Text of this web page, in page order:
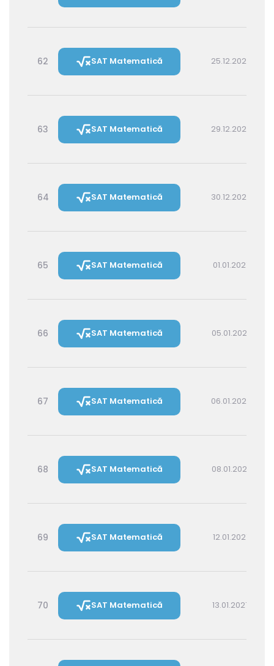
62 SAT Matematică 25.12.2026 16:00
63 SAT Matematică 29.12.2026 16:00
64 SAT Matematică 30.12.2026 14:30
65 SAT Matematică 01.01.2027 16:00
66 SAT Matematică 05.01.2027 16:00
67 SAT Matematică 06.01.2027 14:30
68 SAT Matematică 08.01.2027 16:00
69 SAT Matematică 12.01.2027 16:00
70 SAT Matematică 13.01.2027 14:30